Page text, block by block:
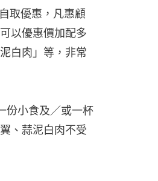
取優惠，凡惠顧
以優惠價加配多
白肉」等，非常
份小食及／或一杯
、蒜泥白肉不受